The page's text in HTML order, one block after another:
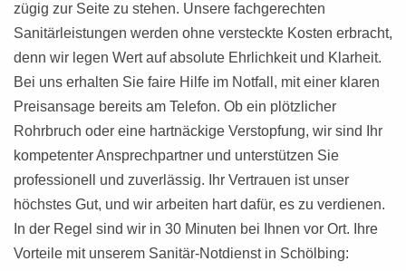
zügig zur Seite zu stehen. Unsere fachgerechten
Sanitärleistungen werden ohne versteckte Kosten erbracht,
denn wir legen Wert auf absolute Ehrlichkeit und Klarheit.
Bei uns erhalten Sie faire Hilfe im Notfall, mit einer klaren
Preisansage bereits am Telefon. Ob ein plötzlicher
Rohrbruch oder eine hartnäckige Verstopfung, wir sind Ihr
kompetenter Ansprechpartner und unterstützen Sie
professionell und zuverlässig. Ihr Vertrauen ist unser
höchstes Gut, und wir arbeiten hart dafür, es zu verdienen.
In der Regel sind wir in 30 Minuten bei Ihnen vor Ort. Ihre
Vorteile mit unserem Sanitär-Notdienst in Schölbing: